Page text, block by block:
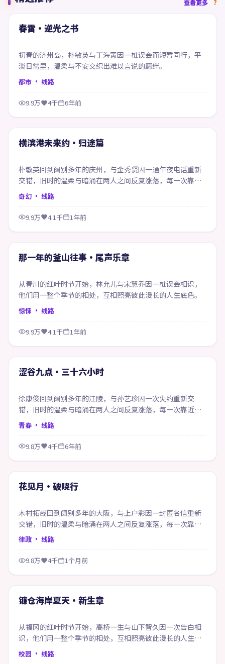
查看更多
精选
春雷·逆光之书
初春的济州岛，朴敏英与丁海寅因一桩误会而短暂同行，平
淡日常里，温柔与不安交织出难以言说的羁绊。
都市 · 线路
9.9万 4千 6年前
精选
横滨港未来约·归途篇
朴敏英回到阔别多年的庆州，与金秀贤因一通午夜电话重新
交错，旧时的温柔与暗涌在两人之间反复涨落，每一次靠近
都像在赎回当年的失约。
奇幻 · 线路
9.9万 4.1千 1年前
精选
那一年的釜山往事·尾声乐章
从春川的红叶时节开始，林允儿与宋慧乔因一桩误会相识，
他们用一整个季节的相处，互相照亮彼此漫长的人生底色。
惊悚 · 线路
9.9万 4.1千 1年前
精选
涩谷九点·三十六小时
徐康俊回到阔别多年的江陵，与孙艺珍因一次失约重新交
错，旧时的温柔与暗涌在两人之间反复涨落，每一次靠近都
像在赎回当年的失约。
青春 · 线路
9.8万 4千 6年前
精选
花见月·破晓行
木村拓哉回到阔别多年的大阪，与上户彩因一封匿名信重新
交错，旧时的温柔与暗涌在两人之间反复涨落，每一次靠近
都像在赎回当年的失约。
律政 · 线路
9.8万 4千 1个月前
精选
镰仓海岸夏天·新生章
从福冈的红叶时节开始，高桥一生与山下智久因一次告白相
识，他们用一整个季节的相处，互相照亮彼此漫长的人生底
色。
校园 · 线路